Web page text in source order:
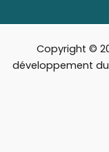
Copyright ©
développement